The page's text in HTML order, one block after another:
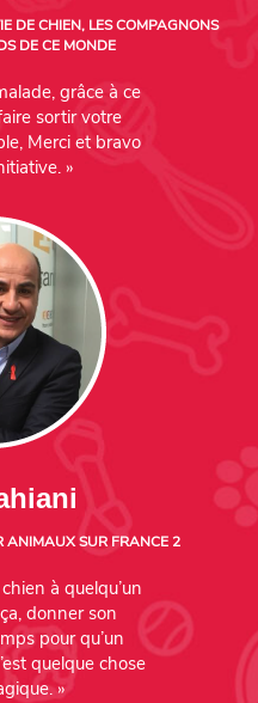
DE CHIEN, LES COMPAGNONS
DE CE MONDE
grâce à ce
sortir votre
Merci et bravo
»
ANIMAUX SUR FRANCE 2
à quelqu’un
donner son
pour qu’un
quelque chose
»